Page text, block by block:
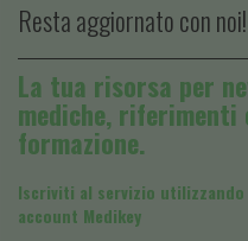
Resta aggiornato con noi!
La tua risorsa per
mediche, riferimenti
formazione.
Iscriviti al servizio
account Medikey